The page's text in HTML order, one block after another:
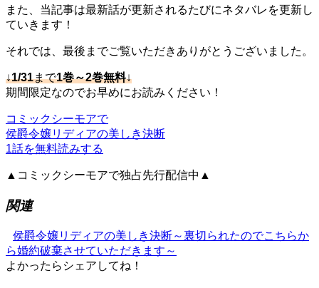
また、当記事は最新話が更新されるたびにネタバレを更新し
ていきます！
それでは、最後までご覧いただきありがとうございました。
↓1/31まで1巻～2巻無料↓
期間限定なのでお早めにお読みください！
コミックシーモアで
侯爵令嬢リディアの美しき決断
1話を無料読みする
▲コミックシーモアで独占先行配信中▲
関連
侯爵令嬢リディアの美しき決断～裏切られたのでこちらか
ら婚約破棄させていただきます～
よかったらシェアしてね！